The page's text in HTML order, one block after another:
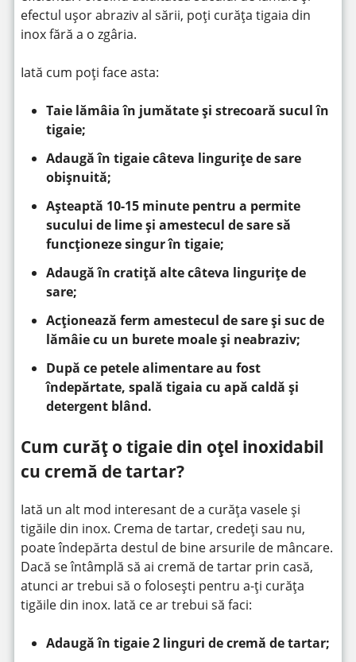
efectul ușor abraziv al sării, poți curăța tigaia din
inox fără a o zgâria.
Iată cum poți face asta:
Taie lămâia în jumătate și strecoară sucul în
tigaie;
Adaugă în tigaie câteva lingurițe de sare
obișnuită;
Așteaptă 10-15 minute pentru a permite
sucului de lime și amestecul de sare să
funcționeze singur în tigaie;
Adaugă în cratiță alte câteva lingurițe de
sare;
Acționează ferm amestecul de sare și suc de
lămâie cu un burete moale și neabraziv;
După ce petele alimentare au fost
îndepărtate, spală tigaia cu apă caldă și
detergent blând.
Cum curăț o tigaie din oțel inoxidabil
cu cremă de tartar?
Iată un alt mod interesant de a curăța vasele și
tigăile din inox. Crema de tartar, credeți sau nu,
poate îndepărta destul de bine arsurile de mâncare.
Dacă se întâmplă să ai cremă de tartar prin casă,
atunci ar trebui să o folosești pentru a-ți curăța
tigăile din inox. Iată ce ar trebui să faci:
Adaugă în tigaie 2 linguri de cremă de tartar;